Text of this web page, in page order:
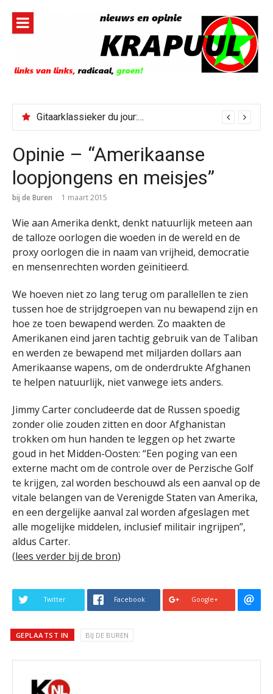
inhoud
Gitaarklassieker du jour: Paris, Texas/Cold Was The Night, Hard Was The Ground
Opinie – “Amerikaanse
loopjongens en meisjes”
bij de Buren 1 maart 2015
Wie aan Amerika denkt, denkt natuurlijk meteen aan
de talloze oorlogen die woeden in de wereld en de
proxy oorlogen die in naam van vrijheid, democratie
en mensenrechten worden geïnitieerd.
We hoeven niet zo lang terug om parallellen te zien
tussen hoe de strijdgroepen van nu bewapend zijn en
hoe ze toen bewapend werden. Zo maakten de
Amerikanen eind jaren tachtig gebruik van de Taliban
en werden ze bewapend met miljarden dollars aan
Amerikaanse wapens, om de onderdrukte Afghanen
te helpen natuurlijk, niet vanwege iets anders.
Jimmy Carter concludeerde dat de Russen spoedig
zonder olie zouden zitten en door Afghanistan
trokken om hun handen te leggen op het zwarte
goud in het Midden-Oosten: “Een poging van een
externe macht om de controle over de Perzische Golf
te krijgen, zal worden beschouwd als een aanval op de
vitale belangen van de Verenigde Staten van Amerika,
en een dergelijke aanval zal worden afgeslagen met
alle mogelijke middelen, inclusief militair ingrijpen”,
aldus Carter.
(lees verder bij de bron)
Twitter Facebook Google+
GEPLAATST IN BIJ DE BUREN